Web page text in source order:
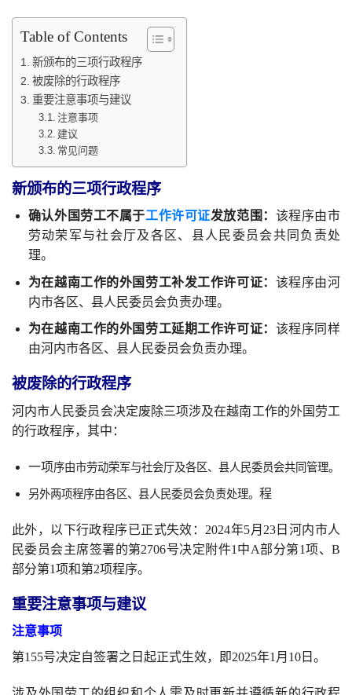
Table of Contents
新颁布的三项行政程序
被废除的行政程序
重要注意事项与建议
注意事项
建议
常见问题
新颁布的三项行政程序
确认外国劳工不属于工作许可证发放范围： 该程序由市
劳动荣军与社会厅及各区、县人民委员会共同负责处
理。
为在越南工作的外国劳工补发工作许可证： 该程序由河
内市各区、县人民委员会负责办理。
为在越南工作的外国劳工延期工作许可证： 该程序同样
由河内市各区、县人民委员会负责办理。
被废除的行政程序
河内市人民委员会决定废除三项涉及在越南工作的外国劳工
的行政程序，其中：
一项序由市劳动荣军与社会厅及各区、县人民委员会共同管理。
另外两项程序由各区、县人民委员会负责处理。 程
此外，以下行政程序已正式失效：2024年5月23日河内市人
民委员会主席签署的第2706号决定附件1中A部分第1项、B
部分第1项和第2项程序。
重要注意事项与建议
注意事项
第155号决定自签署之日起正式生效，即2025年1月10日。